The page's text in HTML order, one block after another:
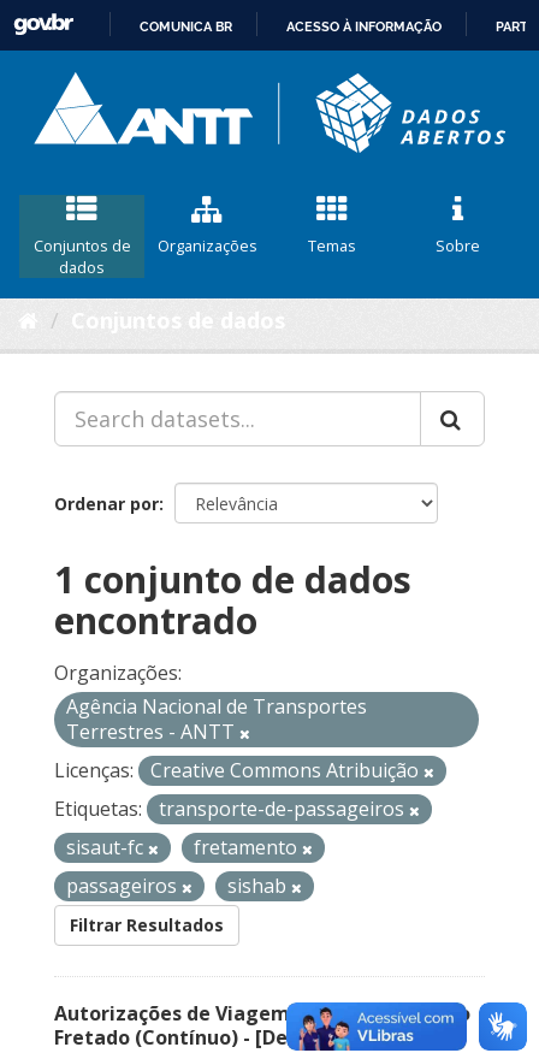
CONTEÚDO
COMUNICA BR ACESSO À INFORMAÇÃO
Conjuntos de
dados
Organizações Temas Sobre
Ordenar por
1 conjunto de dados
encontrado
Organizações:
Agência Nacional de Transportes
Terrestres - ANTT
Licenças:
Creative Commons Atribuição
Etiquetas:
transporte-de-passageiros
sisaut-fc
fretamento
passageiros
sishab
Filtrar Resultados
Autorizações de Viagem Nacional – Serviço
Fretado (Contínuo) - [Descontinuado]